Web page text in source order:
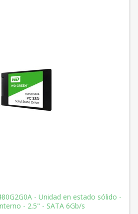
- Unidad en estado sólido -
- 2.5" - SATA 6Gb/s